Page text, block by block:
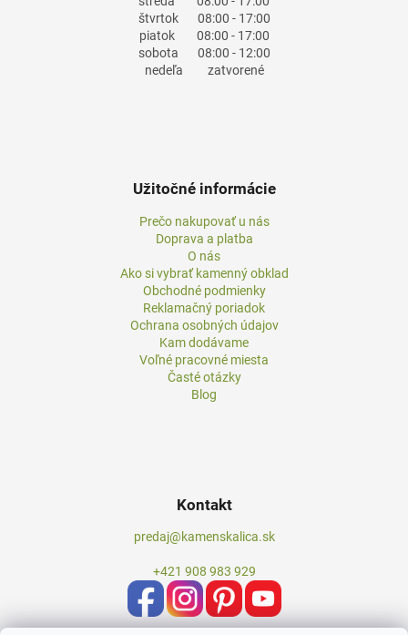
štvrtok08:00 - 17:00
piatok08:00 - 17:00
sobota 08:00 - 12:00
nedeľa zatvorené
Užitočné informácie
Prečo nakupovať u nás
Doprava a platba
O nás
Ako si vybrať kamenný obklad
Obchodné podmienky
Reklamačný poriadok
Ochrana osobných údajov
Kam dodávame
Voľné pracovné miesta
Časté otázky
Blog
Kontakt
predaj@kamenskalica.sk
+421 908 983 929